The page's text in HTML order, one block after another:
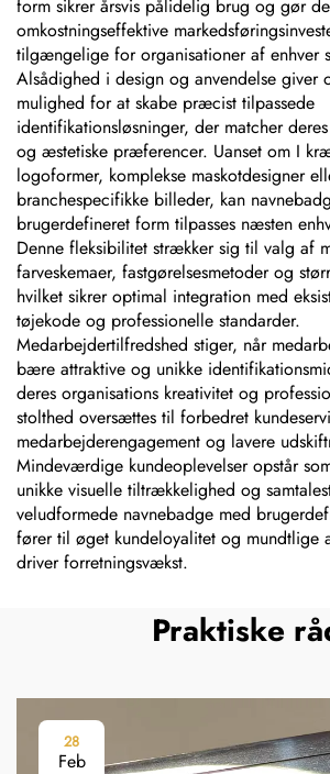
form sikrer årsvis pålidelig brug og gør
omkostningseffektive
tilgængelige for organisationer af enhver
Alsådighed i design og anvendelse giver
mulighed for at skabe præcist tilpassede
identifikationsløsninger, der matcher
og æstetiske præferencer. Uanset om I
logoformer, komplekse maskotdesigner
branchespecifikke billeder, kan
brugerdefineret form tilpasses næsten
Denne fleksibilitet strækker sig til valg af
farveskemaer, fastgørelsesmetoder og
hvilket sikrer optimal integration med
tøjekode og professionelle standarder.
Medarbejdertilfredshed stiger, når
bære attraktive og unikke
deres organisations kreativitet og
stolthed oversættes til forbedret
medarbejderengagement og lavere
Mindeværdige kundeoplevelser opstår
unikke visuelle tiltrækkelighed og
veludformede navnebadge med
fører til øget kundeloyalitet og mundtlige
driver forretningsvækst.
Praktiske
28
Feb